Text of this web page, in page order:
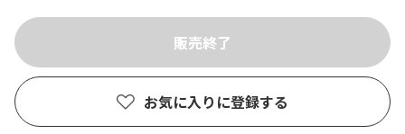
お気に入りに登録する